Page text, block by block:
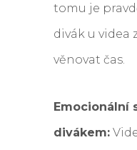
tomu je
divák u videa
věnovat čas.
Emocionální
divákem: